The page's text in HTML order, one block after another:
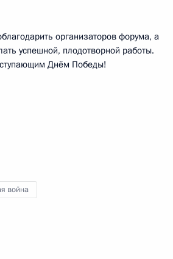
организаторов форума, a
успешной, плодотворной работы.
Днём Победы!
война